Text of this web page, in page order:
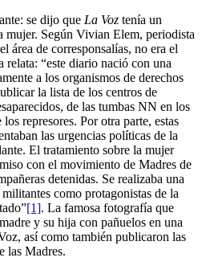
se dijo que La Voz tenía un
mujer. Según Vivian Elem, periodista
área de corresponsalías, no era el
relata: “este diario nació con una
a los organismos de derechos
la lista de los centros de
de las tumbas NN en los
represores. Por otra parte, estas
las urgencias políticas de la
El tratamiento sobre la mujer
con el movimiento de Madres de
detenidas. Se realizaba una
como protagonistas de la
[1]. La famosa fotografía que
y su hija con pañuelos en una
así como también publicaron las
las Madres.